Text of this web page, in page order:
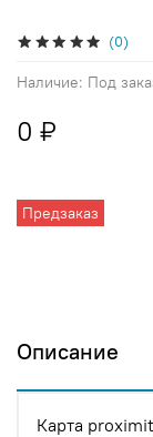
(0)
Наличие: Под
Предзаказ
0 ₽
Описание
Карта